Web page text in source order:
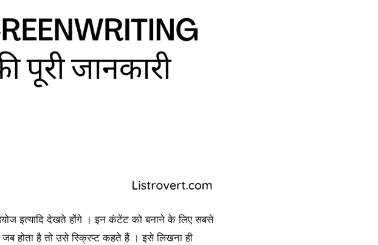
इत्यादि देखते होंगे । इन कंटेंट को बनाने के लिए सबसे
होता है तो उसे स्क्रिप्ट कहते हैं । इसे लिखना ही